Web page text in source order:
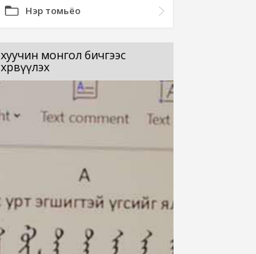
Нэр томьёо
хуучин монгол бичгээс
хөрвүүлэх